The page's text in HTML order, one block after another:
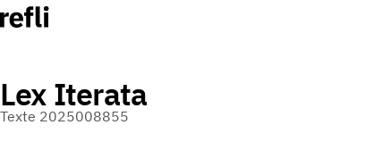
Lex Iterata
Texte 2025008855